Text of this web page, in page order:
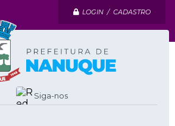
LOGIN / CADASTRO
Siga-nos